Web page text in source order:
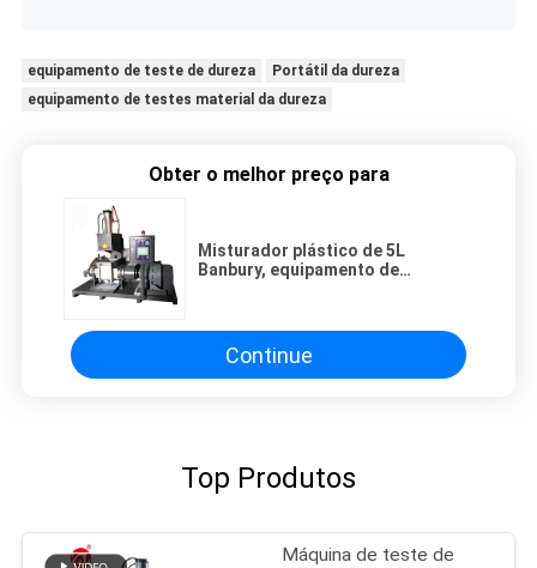
equipamento de teste de dureza
Portátil da dureza
equipamento de testes material da dureza
Obter o melhor preço para
Misturador plástico de 5L
Banbury, equipamento de
cerâmico
Continue
Top Produtos
Máquina de teste de